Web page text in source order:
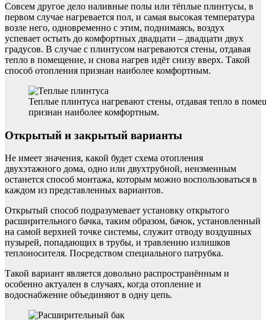
Совсем другое дело наливные полы или тёплые плинтусы, в
первом случае нагревается пол, и самая высокая температура
возле него, одновременно с этим, поднимаясь, воздух
успевает остыть до комфортных двадцати – двадцати двух
градусов. В случае с плинтусом нагреваются стены, отдавая
тепло в помещение, и снова нагрев идёт снизу вверх. Такой
способ отопления признан наиболее комфортным.
Теплые плинтуса нагревают стены, отдавая тепло в
признан наиболее комфортным.
Открытый и закрытый варианты
Не имеет значения, какой будет схема отопления
двухэтажного дома, одно или двухтрубной, неизменным
останется способ монтажа, которым можно воспользоваться в
каждом из представленных вариантов.
Открытый способ подразумевает установку открытого
расширительного бачка, таким образом, бачок, установленный
на самой верхней точке системы, служит отводу воздушных
пузырей, попадающих в трубы, и травлению излишков
теплоносителя. Посредством специального патрубка.
Такой вариант является довольно распространённым и
особенно актуален в случаях, когда отопление и
водоснабжение объединяют в одну цепь.